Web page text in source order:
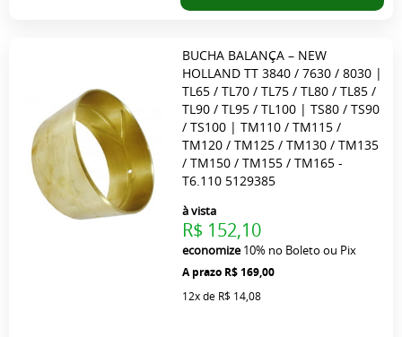
BUCHA BALANÇA – NEW
HOLLAND TT 3840 / 7630 / 8030 |
TL65 / TL70 / TL75 / TL80 / TL85 /
TL90 / TL95 / TL100 | TS80 / TS90
/ TS100 | TM110 / TM115 /
TM120 / TM125 / TM130 / TM135
/ TM150 / TM155 / TM165 -
T6.110 5129385
R$ 169,00
à vista
R$ 152,10
economize10% no Boleto ou Pix
12xde R$ 14,08